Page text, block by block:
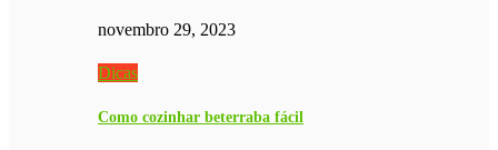
novembro 29, 2023
Dicas
Como cozinhar beterraba fácil